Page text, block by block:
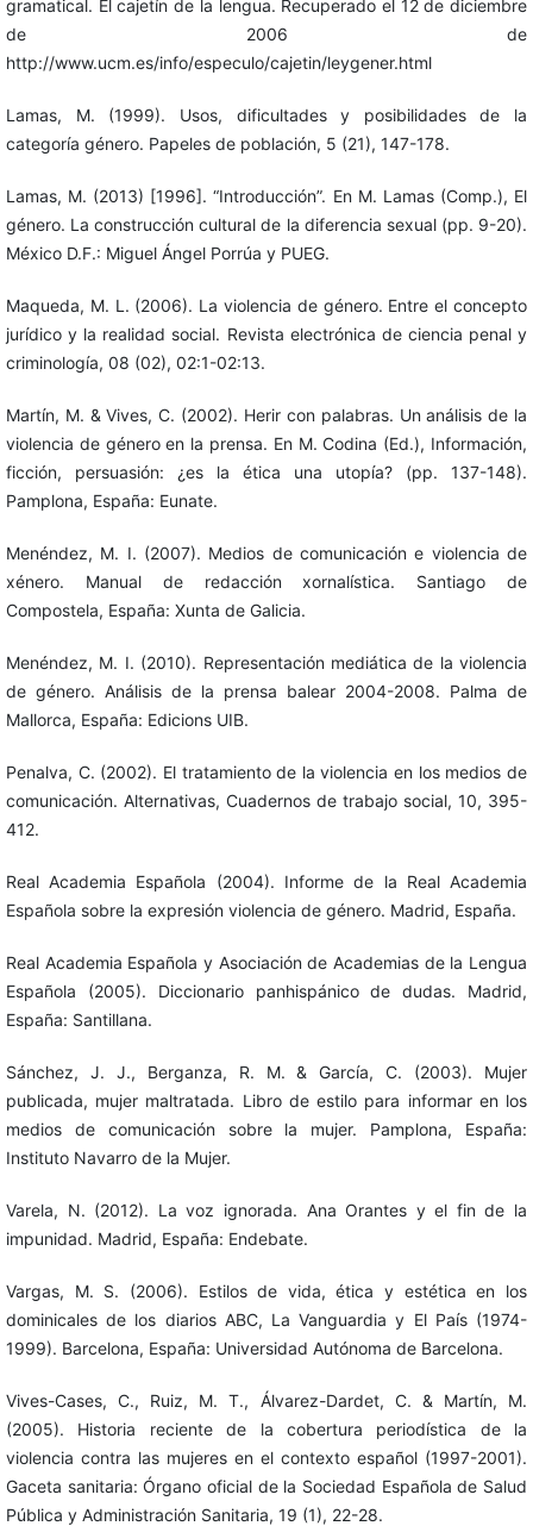
gramatical. El cajetín de la lengua. Recuperado el 12 de diciembre
de 2006 de
http://www.ucm.es/info/especulo/cajetin/leygener.html
Lamas, M. (1999). Usos, dificultades y posibilidades de la
categoría género. Papeles de población, 5 (21), 147-178.
Lamas, M. (2013) [1996]. “Introducción”. En M. Lamas (Comp.), El
género. La construcción cultural de la diferencia sexual (pp. 9-20).
México D.F.: Miguel Ángel Porrúa y PUEG.
Maqueda, M. L. (2006). La violencia de género. Entre el concepto
jurídico y la realidad social. Revista electrónica de ciencia penal y
criminología, 08 (02), 02:1-02:13.
Martín, M. & Vives, C. (2002). Herir con palabras. Un análisis de la
violencia de género en la prensa. En M. Codina (Ed.), Información,
ficción, persuasión: ¿es la ética una utopía? (pp. 137-148).
Pamplona, España: Eunate.
Menéndez, M. I. (2007). Medios de comunicación e violencia de
xénero. Manual de redacción xornalística. Santiago de
Compostela, España: Xunta de Galicia.
Menéndez, M. I. (2010). Representación mediática de la violencia
de género. Análisis de la prensa balear 2004-2008. Palma de
Mallorca, España: Edicions UIB.
Penalva, C. (2002). El tratamiento de la violencia en los medios de
comunicación. Alternativas, Cuadernos de trabajo social, 10, 395-
412.
Real Academia Española (2004). Informe de la Real Academia
Española sobre la expresión violencia de género. Madrid, España.
Real Academia Española y Asociación de Academias de la Lengua
Española (2005). Diccionario panhispánico de dudas. Madrid,
España: Santillana.
Sánchez, J. J., Berganza, R. M. & García, C. (2003). Mujer
publicada, mujer maltratada. Libro de estilo para informar en los
medios de comunicación sobre la mujer. Pamplona, España:
Instituto Navarro de la Mujer.
Varela, N. (2012). La voz ignorada. Ana Orantes y el fin de la
impunidad. Madrid, España: Endebate.
Vargas, M. S. (2006). Estilos de vida, ética y estética en los
dominicales de los diarios ABC, La Vanguardia y El País (1974-
1999). Barcelona, España: Universidad Autónoma de Barcelona.
Vives-Cases, C., Ruiz, M. T., Álvarez-Dardet, C. & Martín, M.
(2005). Historia reciente de la cobertura periodística de la
violencia contra las mujeres en el contexto español (1997-2001).
Gaceta sanitaria: Órgano oficial de la Sociedad Española de Salud
Pública y Administración Sanitaria, 19 (1), 22-28.